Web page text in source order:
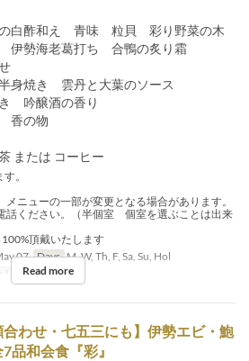
の白酢和え 青味 粒貝 彩り野菜の木
勢海老葛打ち 合鴨の炙り霜
半身焼き 雲丹と大葉のソース
き 吟醸酒の香り
香の物
または コーヒー
。
ニューの一部が変更となる場合があります。
話ください。（半個室 個室を選ぶことは出来
頂戴いたします
07 Days M, W, Th, F, Sa, Su, Hol
Limit 4 ~
Read more
合わせ・七五三にも】伊勢エビ・鮑
品和会食『彩』